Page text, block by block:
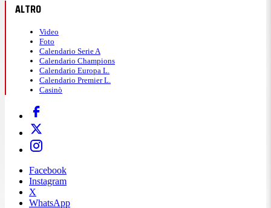
ALTRO
Video
Foto
Calendario Serie A
Calendario Champions
Calendario Europa L.
Calendario Premier L.
Casinò
Facebook
Instagram
X
WhatsApp